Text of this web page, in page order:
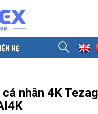
HỆ
nhân 4K Tezag